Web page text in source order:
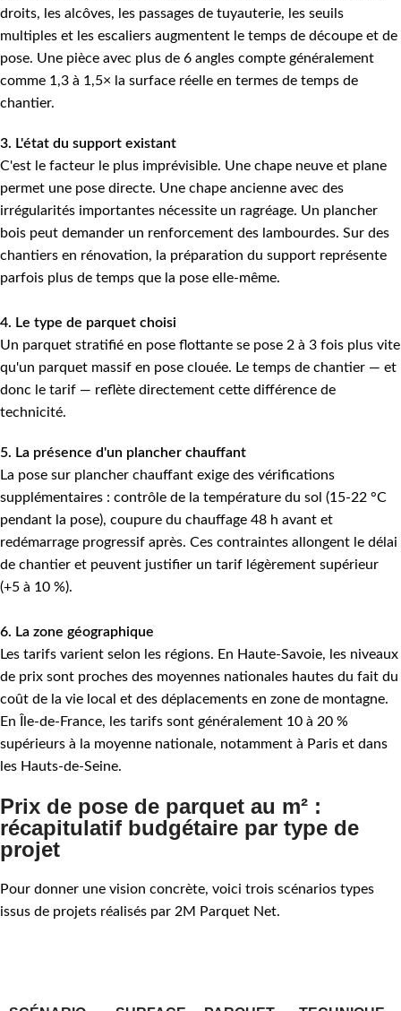
droits, les alcôves, les passages de tuyauterie, les seuils
multiples et les escaliers augmentent le temps de découpe et de
pose. Une pièce avec plus de 6 angles compte généralement
comme 1,3 à 1,5× la surface réelle en termes de temps de
chantier.
3. L'état du support existant
C'est le facteur le plus imprévisible. Une chape neuve et plane
permet une pose directe. Une chape ancienne avec des
irrégularités importantes nécessite un ragréage. Un plancher
bois peut demander un renforcement des lambourdes. Sur des
chantiers en rénovation, la préparation du support représente
parfois plus de temps que la pose elle-même.
4. Le type de parquet choisi
Un parquet stratifié en pose flottante se pose 2 à 3 fois plus vite
qu'un parquet massif en pose clouée. Le temps de chantier — et
donc le tarif — reflète directement cette différence de
technicité.
5. La présence d'un plancher chauffant
La pose sur plancher chauffant exige des vérifications
supplémentaires : contrôle de la température du sol (15-22 °C
pendant la pose), coupure du chauffage 48 h avant et
redémarrage progressif après. Ces contraintes allongent le délai
de chantier et peuvent justifier un tarif légèrement supérieur
(+5 à 10 %).
6. La zone géographique
Les tarifs varient selon les régions. En Haute-Savoie, les niveaux
de prix sont proches des moyennes nationales hautes du fait du
coût de la vie local et des déplacements en zone de montagne.
En Île-de-France, les tarifs sont généralement 10 à 20 %
supérieurs à la moyenne nationale, notamment à Paris et dans
les Hauts-de-Seine.
Prix de pose de parquet au m² :
récapitulatif budgétaire par type de
projet
Pour donner une vision concrète, voici trois scénarios types
issus de projets réalisés par 2M Parquet Net.